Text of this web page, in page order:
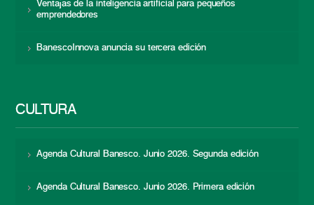
Ventajas de la inteligencia artificial para pequeños
emprendedores
BanescoInnova anuncia su tercera edición
CULTURA
Agenda Cultural Banesco. Junio 2026. Segunda edición
Agenda Cultural Banesco. Junio 2026. Primera edición